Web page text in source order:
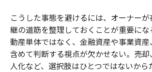
こうした事態を避けるには、オーナー
継の道筋を整理しておくことが重要に
動産単体ではなく、金融資産や事業資
含めて判断する視点が欠かせない。売
人化など、選択肢はひとつではないから